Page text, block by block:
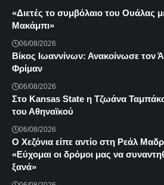
«Διετές το συμβόλαιο του Ουάλας
Μακάμπι»
06/08/2026
Βίκος Ιωαννίνων: Ανακοίνωσε τον
Φρίμαν
06/08/2026
Στο Kansas State η Τζωάνα
του Αθηναϊκού
06/08/2026
Ο Χεζόνια είπε αντίο στη Ρεάλ
«Εύχομαι οι δρόμοι μας να
ξανά»